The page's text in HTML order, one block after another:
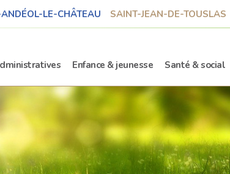
LE-CHÂTEAU SAINT-JEAN-DE-TOUSLAS
Enfance & jeunesse Santé & social